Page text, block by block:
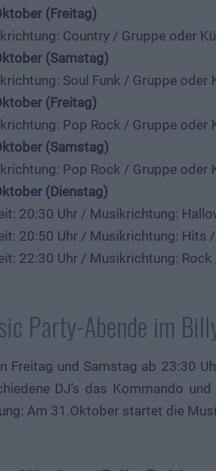
(Freitag)
Country / Gruppe oder
(Samstag)
Soul Funk / Gruppe oder
(Freitag)
Pop Rock / Gruppe oder
(Samstag)
Pop Rock / Gruppe oder
(Dienstag)
20:30 Uhr / Musikrichtung:
20:50 Uhr / Musikrichtung: Hits
22:30 Uhr / Musikrichtung:
Party-Abende im
Freitag und Samstag ab 23:30
DJ’s das Kommando
Am 31.Oktober startet die